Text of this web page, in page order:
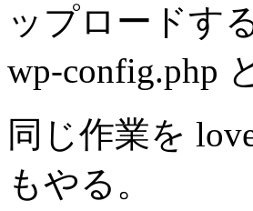
ップロードする
wp-config.php
同じ作業を
もやる。